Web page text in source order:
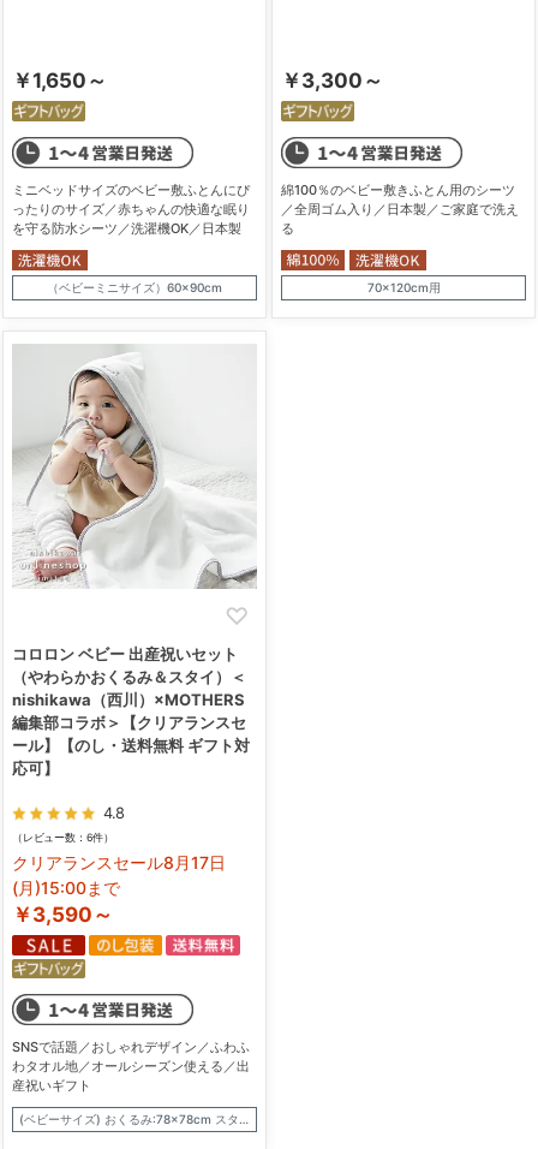
￥1,650～
ミニベッドサイズのベビー敷ふとんにぴ
ったりのサイズ／赤ちゃんの快適な眠り
を守る防水シーツ／洗濯機OK／日本製
（ベビーミニサイズ）60×90cm
￥3,300～
綿100％のベビー敷きふとん用のシーツ
／全周ゴム入り／日本製／ご家庭で洗え
る
70×120cm用
コロロン ベビー 出産祝いセット
（やわらかおくるみ＆スタイ）＜
nishikawa（西川）×MOTHERS
編集部コラボ＞【クリアランスセ
ール】【のし・送料無料 ギフト対
応可】
4.8
（レビュー数：6件）
クリアランスセール8月17日
(月)15:00まで
￥3,590～
SNSで話題／おしゃれデザイン／ふわふ
わタオル地／オールシーズン使える／出
産祝いギフト
(ベビーサイズ) おくるみ:78×78cm スタイ:約23×30cm